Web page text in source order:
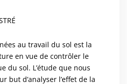
au travail du sol est la
en vue de contrôler le
du sol. L’étude que nous
but d’analyser l’effet de la